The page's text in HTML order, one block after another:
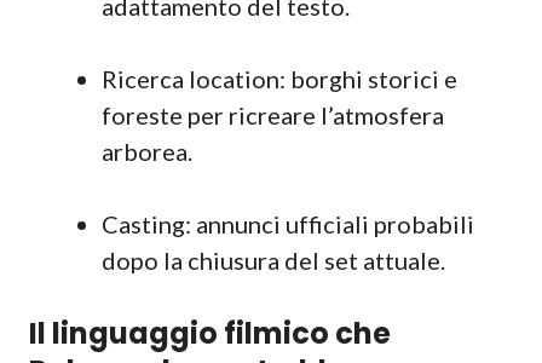
adattamento del testo.
Ricerca location: borghi storici e
foreste per ricreare l’atmosfera
arborea.
Casting: annunci ufficiali probabili
dopo la chiusura del set attuale.
Il linguaggio filmico che